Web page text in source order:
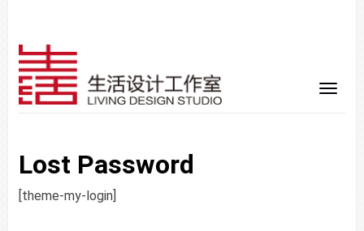
Lost Password
[theme-my-login]